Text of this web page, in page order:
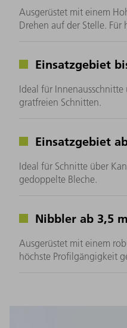
Ausgerüstet mit einem
Drehen auf der Stelle.
Einsatzgebiet
Ideal für
gratfreien Schnitten.
Einsatzgebiet
Ideal für Schnitte über
gedoppelte Bleche.
Nibbler ab 3,5
Ausgerüstet mit einem
höchste Profilgängigkeit